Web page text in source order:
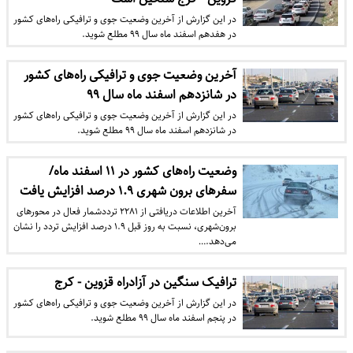
در این گزارش از آخرین وضعیت جوی و ترافیکی راه‌های کشور
در هفدهم اسفند ماه سال ۹۹ مطلع شوید.
آخرین وضعیت جوی و ترافیکی راه‌های کشور
در شانزدهم اسفند ماه سال ۹۹
در این گزارش از آخرین وضعیت جوی و ترافیکی راه‌های کشور
در شانزدهم اسفند ماه سال ۹۹ مطلع شوید.
وضعیت راه‌های کشور در ۱۱ اسفند ماه/
سفر‌های برون شهری ۱.۹ درصد افزایش یافت
آخرین اطلاعات دریافتی از ۲۲۸۱ ترددشمار فعال در محور‌های
برون‌شهری، نسبت به روز قبل ۱.۹ درصد افزایش تردد را نشان
می‌دهد.…
ترافیک سنگین در آزادراه قزوین - کرج
در این گزارش از آخرین وضعیت جوی و ترافیکی راه‌های کشور
در پنجم اسفند ماه سال ۹۹ مطلع شوید.